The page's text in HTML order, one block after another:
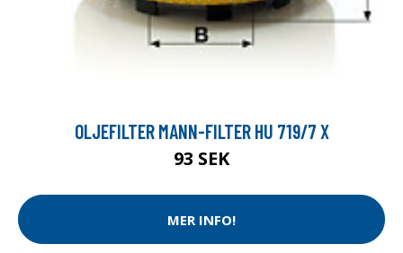
OLJEFILTER MANN-FILTER HU 719/7 X
93 SEK
MER INFO!